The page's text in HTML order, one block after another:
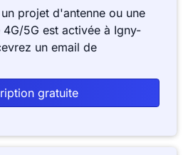
projet d'antenne ou une
5G est activée à Igny-
un email de
gratuite